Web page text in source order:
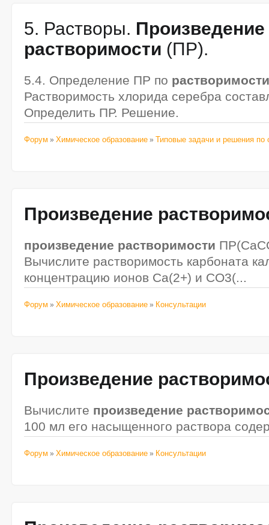
5. Растворы. Произведение
растворимости (ПР).
5.4. Определение ПР по растворимости
Растворимость хлорида серебра
Определить ПР. Решение.
Форум » Химическое образование » Типовые задачи и решения по
Произведение
произведение растворимости
Вычислите растворимость карбоната
концентрацию ионов Ca(2+) и СO3(...
Форум » Химическое образование » Консультации
Произведение
Вычислите произведение
100 мл его насыщенного раствора
Форум » Химическое образование » Консультации